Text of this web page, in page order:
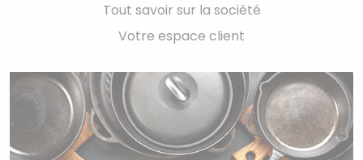
Tout savoir sur la société
Votre espace client